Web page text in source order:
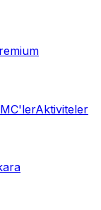
Aktiviteler